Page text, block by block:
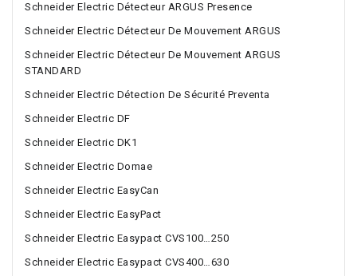
Schneider Electric Détecteur ARGUS Presence
Schneider Electric Détecteur De Mouvement ARGUS
Schneider Electric Détecteur De Mouvement ARGUS
STANDARD
Schneider Electric Détection De Sécurité Preventa
Schneider Electric DF
Schneider Electric DK1
Schneider Electric Domae
Schneider Electric EasyCan
Schneider Electric EasyPact
Schneider Electric Easypact CVS100…250
Schneider Electric Easypact CVS400…630